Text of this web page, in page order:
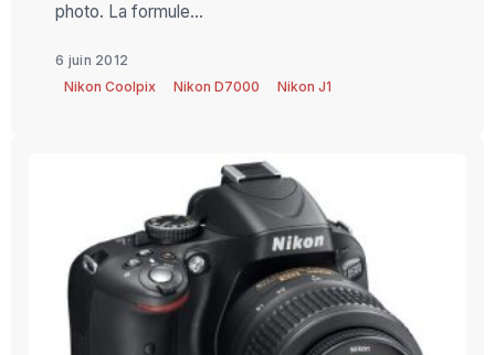
photo. La formule...
6 juin 2012
Nikon Coolpix
Nikon D7000 Nikon J1